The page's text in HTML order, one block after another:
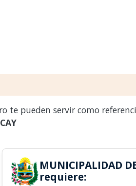
te pueden servir como
MUNICIPALIDAD
requiere: